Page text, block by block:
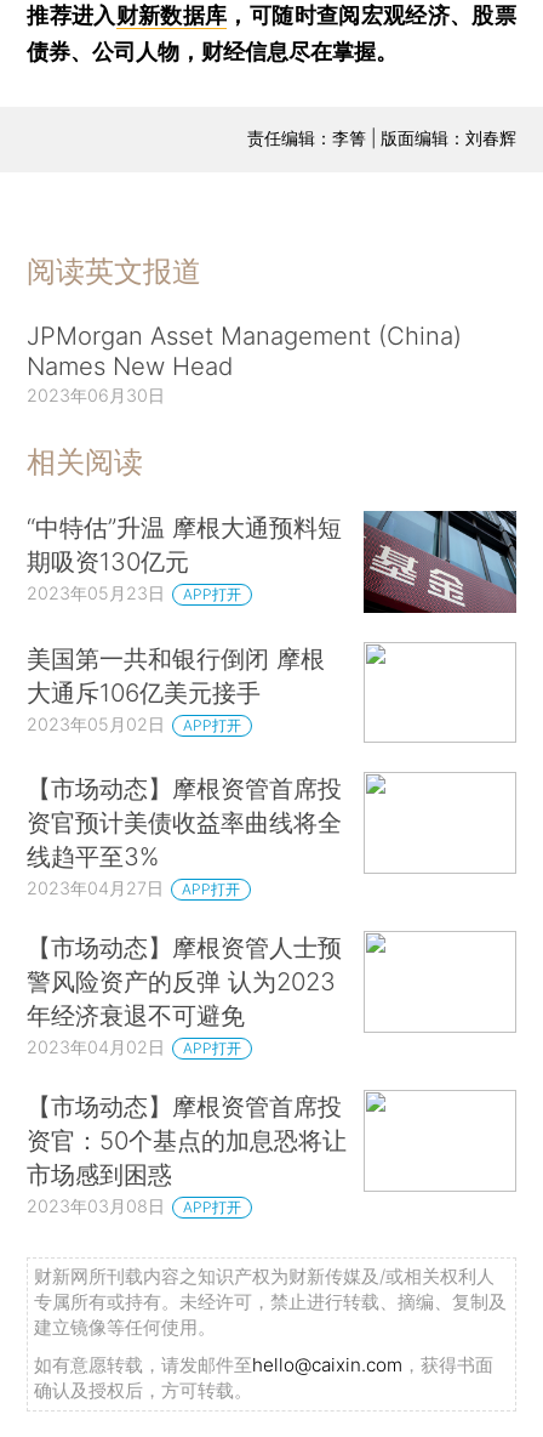
推荐进入财新数据库 ，可随时查阅宏观经济、股票
债券、公司人物，财经信息尽在掌握。
责任编辑：李箐 | 版面编辑：刘春辉
阅读英文报道
JPMorgan Asset Management (China)
Names New Head
2023年06月30日
相关阅读
“中特估”升温 摩根大通预料短
期吸资130亿元
2023年05月23日 APP打开
美国第一共和银行倒闭 摩根
大通斥106亿美元接手
2023年05月02日 APP打开
【市场动态】摩根资管首席投
资官预计美债收益率曲线将全
线趋平至3%
2023年04月27日 APP打开
【市场动态】摩根资管人士预
警风险资产的反弹 认为2023
年经济衰退不可避免
2023年04月02日 APP打开
【市场动态】摩根资管首席投
资官：50个基点的加息恐将让
市场感到困惑
2023年03月08日 APP打开
财新网所刊载内容之知识产权为财新传媒及/或相关权利人
专属所有或持有。未经许可，禁止进行转载、摘编、复制及
建立镜像等任何使用。
如有意愿转载，请发邮件至hello@caixin.com ，获得书面
确认及授权后，方可转载。